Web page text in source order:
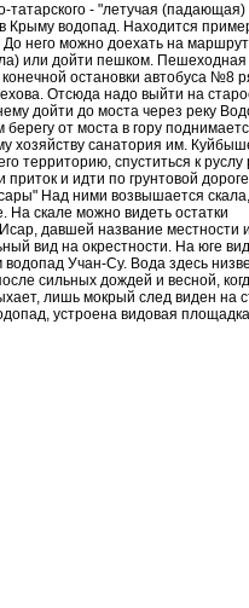
татарского - "летучая
Крыму водопад. Находится
До него можно доехать на
или дойти пешком. Пешеходная
остановки автобуса №8
Отсюда надо выйти на
дойти до моста через реку
от моста в гору
хозяйству санатория им.
территорию, спуститься к руслу
и идти по грунтовой
Над ними возвышается
На скале можно видеть остатки
давшей название местности
вид на окрестности. На юге
Учан-Су. Вода здесь
сильных дождей и весной,
лишь мокрый след виден на
устроена видовая